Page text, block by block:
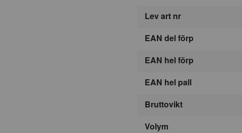
Lev art nr
EAN del förp
EAN hel förp
EAN hel pall
Bruttovikt
Volym